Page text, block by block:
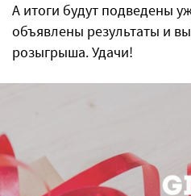
А итоги будут подведены
объявлены результаты и
розыгрыша. Удачи!